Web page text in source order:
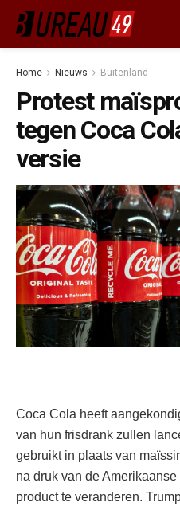
Home Nieuws Buitenland
Protest
tegen Coca
versie
Coca Cola heeft
van hun frisdrank zullen
gebruikt in plaats van
na druk van de
product te veranderen.